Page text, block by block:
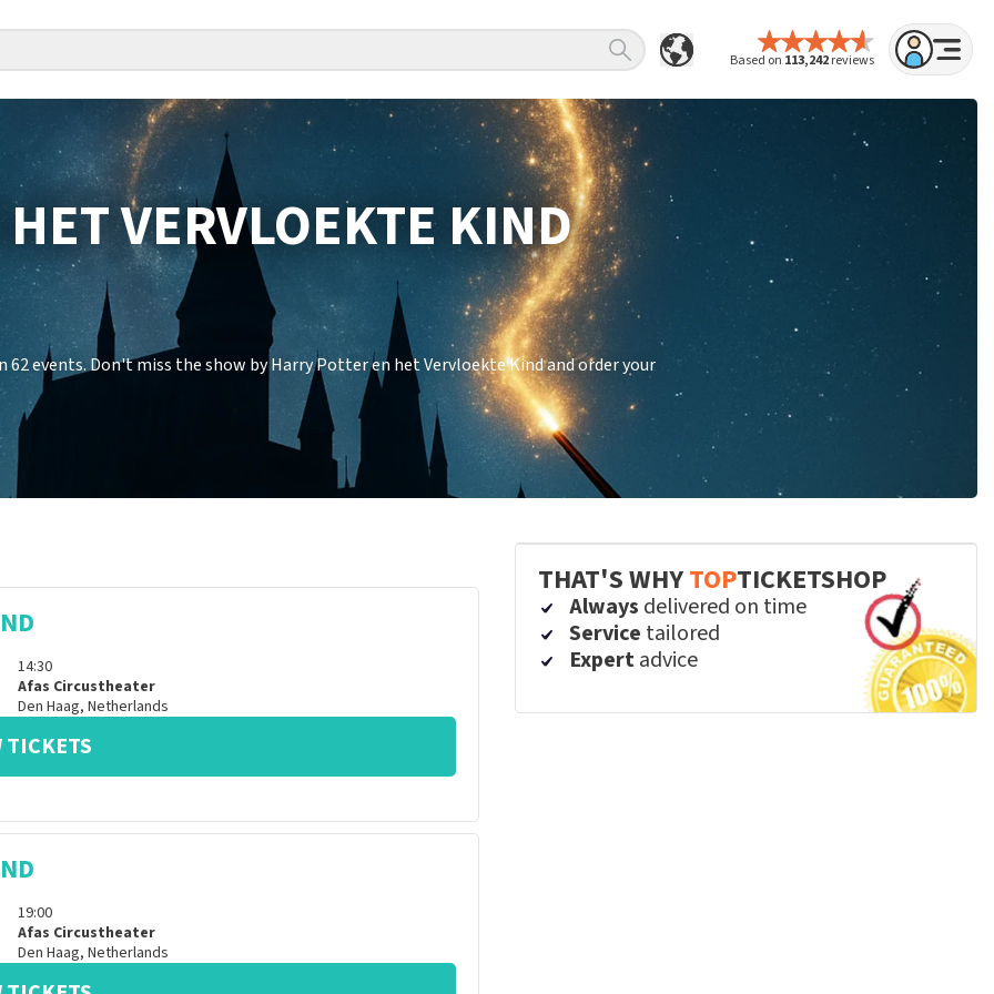
Based on 113,242reviews
VERVLOEKTE KIND
events. Don't miss the show by Harry Potter en het Vervloekte Kind and order your
14:30
Afas Circustheater
Den Haag, Netherlands
TICKETS
19:00
Afas Circustheater
Den Haag, Netherlands
THAT'S WHYTOPTICKETSHOP
Always delivered on time
Service tailored
Expertadvice